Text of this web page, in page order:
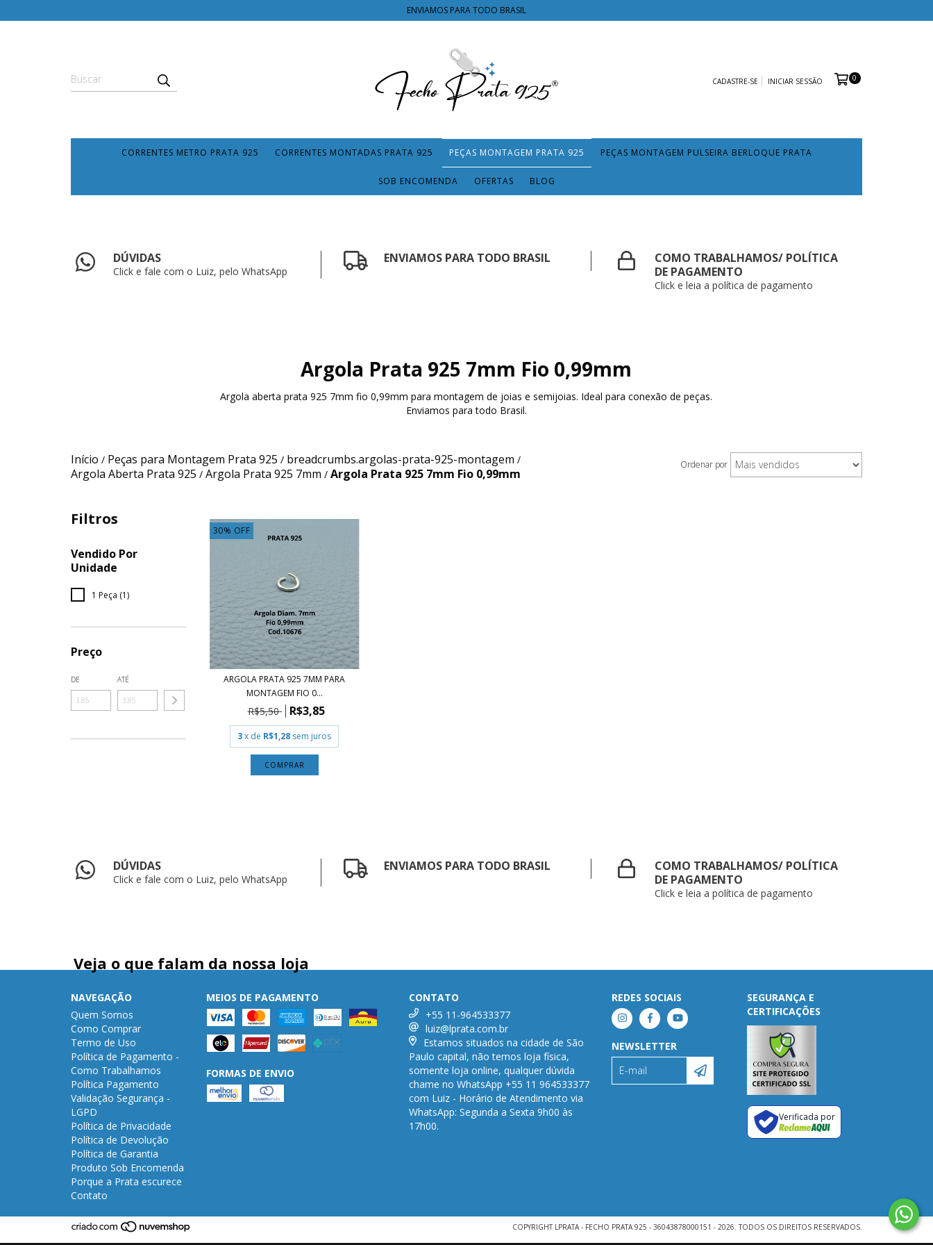
ENVIAMOS PARA TODO BRASIL
CADASTRE-SE INICIAR SESSÃO 0
CORRENTES METRO PRATA 925 CORRENTES MONTADAS PRATA 925 PEÇAS MONTAGEM PRATA 925 PEÇAS MONTAGEM PULSEIRA BERLOQUE PRATA
SOB ENCOMENDA OFERTAS BLOG
DÚVIDAS
Click e fale com o Luiz, pelo WhatsApp
ENVIAMOS PARA TODO BRASIL
COMO TRABALHAMOS/ POLÍTICA
DE PAGAMENTO
Click e leia a política de pagamento
Argola Prata 925 7mm Fio 0,99mm
Argola aberta prata 925 7mm fio 0,99mm para montagem de joias e semijoias. Ideal para conexão de peças.
Enviamos para todo Brasil.
Início / Peças para Montagem Prata 925 / breadcrumbs.argolas-prata-925-montagem /
Argola Aberta Prata 925 / Argola Prata 925 7mm / Argola Prata 925 7mm Fio 0,99mm
Ordenar por
Filtros
Vendido Por
Unidade
1 Peça (1)
Preço
DE ATÉ
30% OFF
ARGOLA PRATA 925 7MM PARA
MONTAGEM FIO 0...
R$5,50 R$3,85
3x de R$1,28 sem juros
COMPRAR
DÚVIDAS
Click e fale com o Luiz, pelo WhatsApp
ENVIAMOS PARA TODO BRASIL
COMO TRABALHAMOS/ POLÍTICA
DE PAGAMENTO
Click e leia a política de pagamento
Veja o que falam da nossa loja
NAVEGAÇÃO
Quem Somos
Como Comprar
Termo de Uso
Política de Pagamento -
Como Trabalhamos
Política Pagamento
Validação Segurança -
LGPD
Política de Privacidade
Política de Devolução
Política de Garantia
Produto Sob Encomenda
Porque a Prata escurece
Contato
MEIOS DE PAGAMENTO
FORMAS DE ENVIO
CONTATO
+55 11-964533377
luiz@lprata.com.br
Estamos situados na cidade de São
Paulo capital, não temos loja física,
somente loja online, qualquer dúvida
chame no WhatsApp +55 11 964533377
com Luiz - Horário de Atendimento via
WhatsApp: Segunda a Sexta 9h00 às
17h00.
REDES SOCIAIS
NEWSLETTER
SEGURANÇA E
CERTIFICAÇÕES
Verificada por
COPYRIGHT LPRATA - FECHO PRATA 925 - 36043878000151 - 2026. TODOS OS DIREITOS RESERVADOS.